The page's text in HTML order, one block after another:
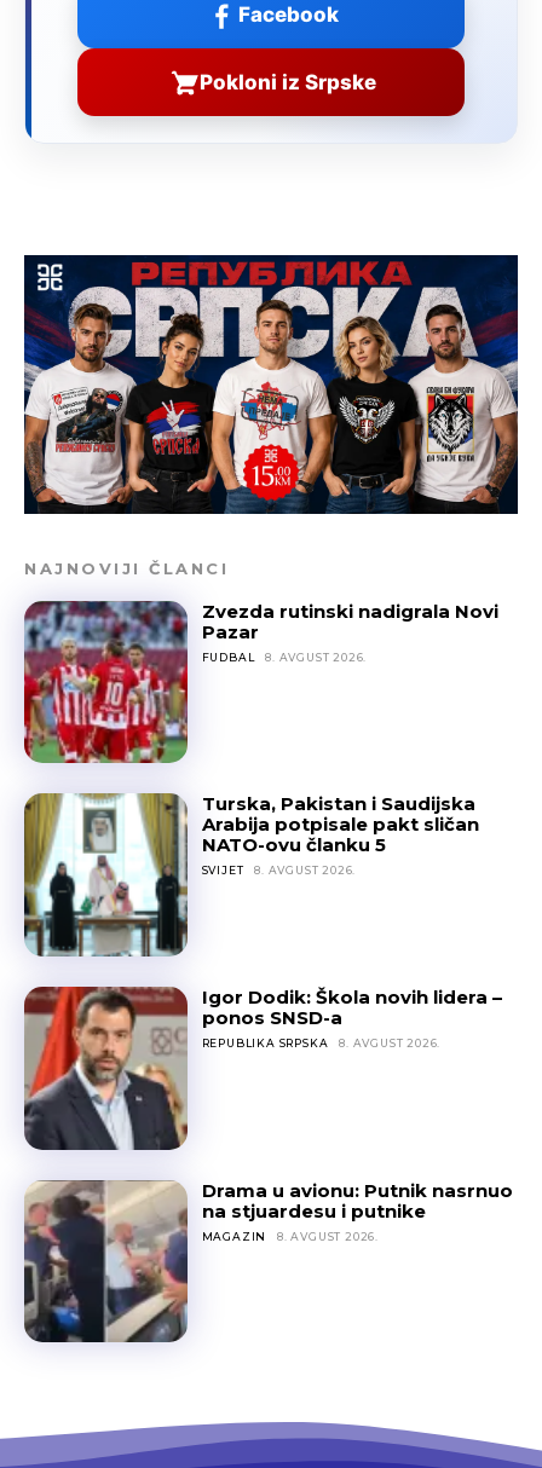
Facebook
Pokloni iz Srpske
NAJNOVIJI ČLANCI
Zvezda rutinski nadigrala Novi
Pazar
FUDBAL 8. AVGUST 2026.
Turska, Pakistan i Saudijska
Arabija potpisale pakt sličan
NATO-ovu članku 5
SVIJET 8. AVGUST 2026.
Igor Dodik: Škola novih lidera –
ponos SNSD-a
REPUBLIKA SRPSKA 8. AVGUST 2026.
Drama u avionu: Putnik nasrnuo
na stjuardesu i putnike
MAGAZIN 8. AVGUST 2026.